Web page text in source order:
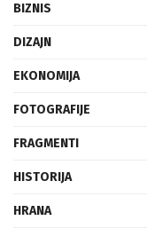
BIZNIS
DIZAJN
EKONOMIJA
FOTOGRAFIJE
FRAGMENTI
HISTORIJA
HRANA